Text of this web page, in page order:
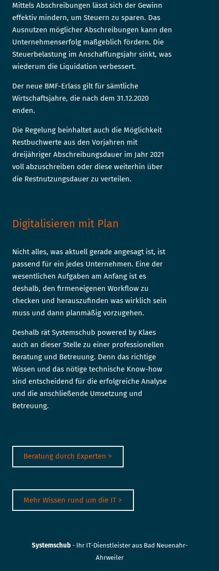
Mittels Abschreibungen lässt sich der Gewinn
effektiv mindern, um Steuern zu sparen. Das
Ausnutzen möglicher Abschreibungen kann den
Unternehmenserfolg maßgeblich fördern. Die
Steuerbelastung im Anschaffungsjahr sinkt, was
wiederum die Liquidation verbessert.
Der neue BMF-Erlass gilt für sämtliche
Wirtschaftsjahre, die nach dem 31.12.2020
enden.
Die Regelung beinhaltet auch die Möglichkeit
Restbuchwerte aus den Vorjahren mit
dreijähriger Abschreibungsdauer im Jahr 2021
voll abzuschreiben oder diese weiterhin über
die Restnutzungsdauer zu verteilen.
Digitalisieren mit Plan
Nicht alles, was aktuell gerade angesagt ist, ist
passend für ein jedes Unternehmen. Eine der
wesentlichen Aufgaben am Anfang ist es
deshalb, den firmeneigenen Workflow zu
checken und herauszufinden was wirklich sein
muss und dann planmäßig vorzugehen.
Deshalb rät Systemschub powered by Klaes
auch an dieser Stelle zu einer professionellen
Beratung und Betreuung. Denn das richtige
Wissen und das nötige technische Know-how
sind entscheidend für die erfolgreiche Analyse
und die anschließende Umsetzung und
Betreuung.
Beratung durch Experten >
Mehr Wissen rund um die IT >
Systemschub- Ihr IT-Dienstleister aus Bad Neuenahr-
Ahrweiler